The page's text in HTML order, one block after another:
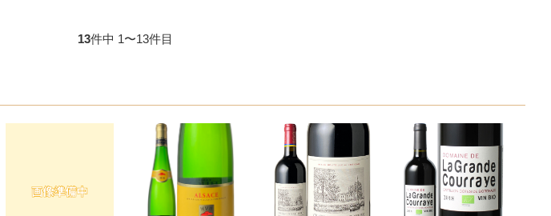
13件中 1〜13件目